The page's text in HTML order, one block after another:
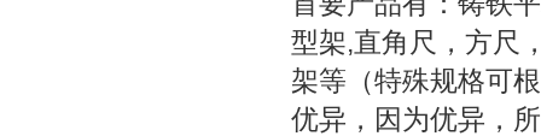
型架,直角尺，方尺
架等（特殊规格可
优异，因为优异，